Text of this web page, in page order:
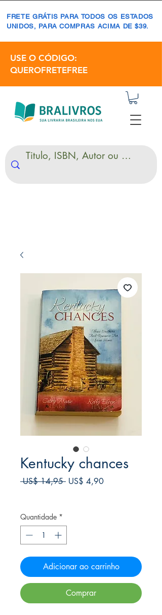
FRETE GRÁTIS PARA TODOS OS ESTADOS
UNIDOS, PARA COMPRAS ACIMA DE $39.
USE O CÓDIGO:
QUEROFRETEFREE
Kentucky chances
US$ 14,95 Preço
US$ 4,90Preço
Quantidade *
Adicionar ao carrinho
Comprar